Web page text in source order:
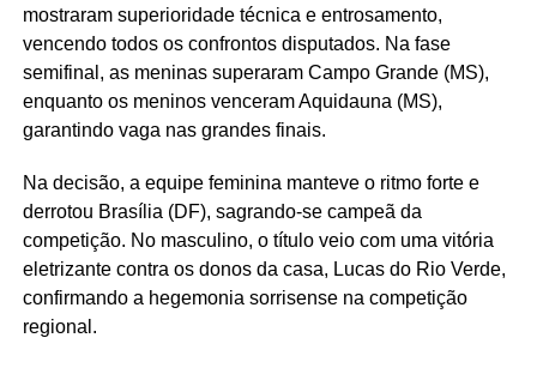
mostraram superioridade técnica e entrosamento,
vencendo todos os confrontos disputados. Na fase
semifinal, as meninas superaram Campo Grande (MS),
enquanto os meninos venceram Aquidauna (MS),
garantindo vaga nas grandes finais.
Na decisão, a equipe feminina manteve o ritmo forte e
derrotou Brasília (DF), sagrando-se campeã da
competição. No masculino, o título veio com uma vitória
eletrizante contra os donos da casa, Lucas do Rio Verde,
confirmando a hegemonia sorrisense na competição
regional.